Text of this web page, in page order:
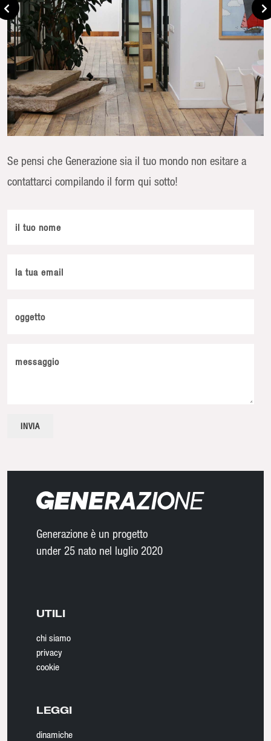
Se pensi che Generazione sia il tuo mondo non esitare a
contattarci compilando il form qui sotto!
il tuo nome
la tua email
oggetto
messaggio
Generazione è un progetto
under 25 nato nel luglio 2020
UTILI
chi siamo
privacy
cookie
LEGGI
dinamiche